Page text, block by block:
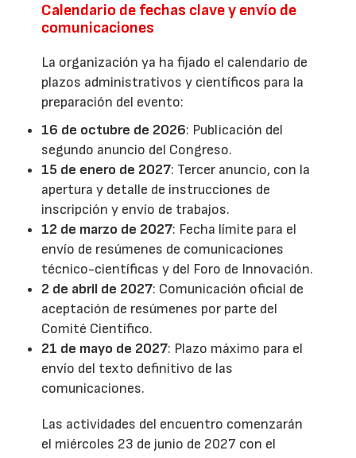
Calendario de fechas clave y envío de
comunicaciones
La organización ya ha fijado el calendario de
plazos administrativos y científicos para la
preparación del evento:
16 de octubre de 2026: Publicación del
segundo anuncio del Congreso.
15 de enero de 2027: Tercer anuncio, con la
apertura y detalle de instrucciones de
inscripción y envío de trabajos.
12 de marzo de 2027: Fecha límite para el
envío de resúmenes de comunicaciones
técnico-científicas y del Foro de Innovación.
2 de abril de 2027: Comunicación oficial de
aceptación de resúmenes por parte del
Comité Científico.
21 de mayo de 2027: Plazo máximo para el
envío del texto definitivo de las
comunicaciones.
Las actividades del encuentro comenzarán
el miércoles 23 de junio de 2027 con el